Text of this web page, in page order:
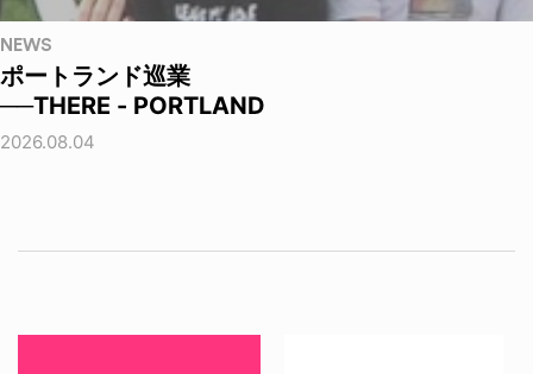
NEWS
ポートランド巡業
──THERE - PORTLAND
2026.08.04